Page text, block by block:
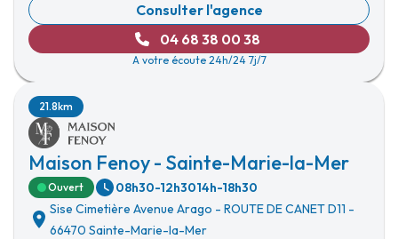
Consulter l'agence
04 68 38 00 38
A votre écoute 24h/24 7j/7
Maison Fenoy - Sainte-Marie-la-Mer
21.8km
Ouvert 08h30-12h3014h-18h30
Sise Cimetière Avenue Arago - ROUTE DE CANET D11 -
66470 Sainte-Marie-la-Mer